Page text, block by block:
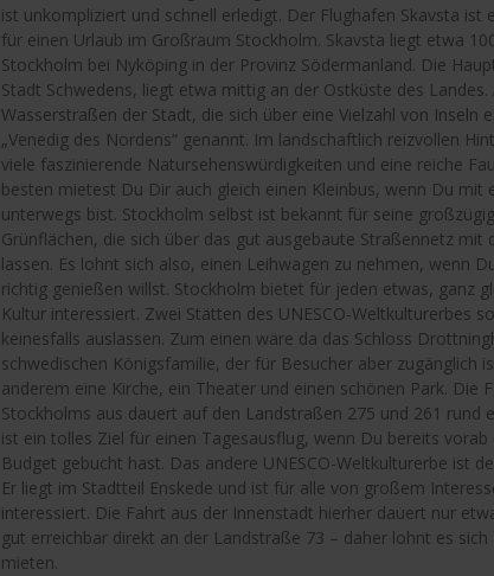
ist unkompliziert und schnell erledigt. Der Flughafen Skavsta
für einen Urlaub im Großraum Stockholm. Skavsta liegt etwa
Stockholm bei Nyköping in der Provinz Södermanland. Die
Stadt Schwedens, liegt etwa mittig an der Ostküste des Landes.
Wasserstraßen der Stadt, die sich über eine Vielzahl von Inseln
„Venedig des Nordens“ genannt. Im landschaftlich reizvollen
viele faszinierende Natursehenswürdigkeiten und eine reiche
besten mietest Du Dir auch gleich einen Kleinbus, wenn Du mit
unterwegs bist. Stockholm selbst ist bekannt für seine
Grünflächen, die sich über das gut ausgebaute Straßennetz
lassen. Es lohnt sich also, einen Leihwagen zu nehmen, wenn
richtig genießen willst. Stockholm bietet für jeden etwas, ganz
Kultur interessiert. Zwei Stätten des UNESCO-Weltkulturerbes
keinesfalls auslassen. Zum einen wäre da das Schloss
schwedischen Königsfamilie, der für Besucher aber zugänglich
anderem eine Kirche, ein Theater und einen schönen Park. Die
Stockholms aus dauert auf den Landstraßen 275 und 261 rund
ist ein tolles Ziel für einen Tagesausflug, wenn Du bereits
Budget gebucht hast. Das andere UNESCO-Weltkulturerbe ist
Er liegt im Stadtteil Enskede und ist für alle von großem
interessiert. Die Fahrt aus der Innenstadt hierher dauert nur
gut erreichbar direkt an der Landstraße 73 – daher lohnt es
mieten.